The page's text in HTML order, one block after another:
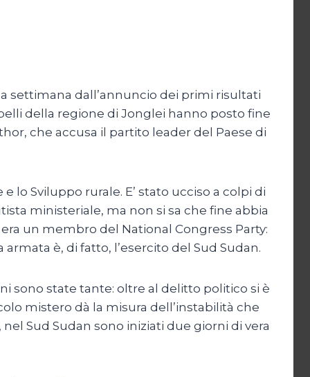
settimana dall’annuncio dei primi risultati
della regione di Jonglei hanno posto fine
che accusa il partito leader del Paese di
Sviluppo rurale. E’ stato ucciso a colpi di
ministeriale, ma non si sa che fine abbia
un membro del National Congress Party:
è, di fatto, l’esercito del Sud Sudan.
sono state tante: oltre al delitto politico si è
mistero dà la misura dell’instabilità che
Sud Sudan sono iniziati due giorni di vera